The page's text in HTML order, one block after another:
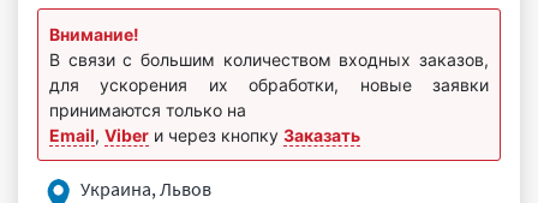
Внимание!
В связи с большим количеством входных заказов,
для ускорения их обработки, новые заявки
принимаются только на
Email, Viber и через кнопку Заказать
Украина, Львов